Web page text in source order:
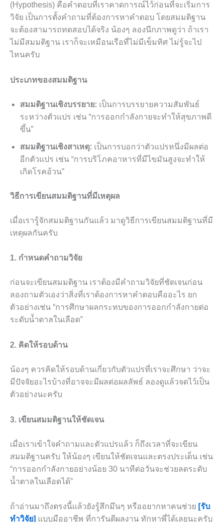
(Hypothesis) คือคำตอบที่เราคาดการณ์ไว้ก่อนที่จะเริ่มการ
วิจัย เป็นการตั้งคำถามที่ต้องการหาคำตอบ โดยสมมติฐาน
จะต้องสามารถทดสอบได้จริง น้องๆ ลองนึกภาพดูว่า ถ้าเรา
ไม่มีสมมติฐาน เราก็จะเหมือนเรือที่ไม่มีเข็มทิศ ไม่รู้จะไป
ไหนครับ
ประเภทของสมมติฐาน
สมมติฐานเชิงบรรยาย: เป็นการบรรยายความสัมพันธ์
ระหว่างตัวแปร เช่น “การออกกำลังกายจะทำให้สุขภาพดี
ขึ้น”
สมมติฐานเชิงสาเหตุ: เป็นการบอกว่าตัวแปรหนึ่งมีผลต่อ
อีกตัวแปร เช่น “การบริโภคอาหารที่มีไขมันสูงจะทำให้
เกิดโรคอ้วน”
วิธีการเขียนสมมติฐานที่มีเหตุผล
เมื่อเรารู้จักสมมติฐานกันแล้ว มาดูวิธีการเขียนสมมติฐานที่มี
เหตุผลกันครับ
1. กำหนดคำถามวิจัย
ก่อนจะเขียนสมมติฐาน เราต้องมีคำถามวิจัยที่ชัดเจนก่อน
ลองถามตัวเองว่าสิ่งที่เราต้องการหาคำตอบคืออะไร ยก
ตัวอย่างเช่น “การศึกษาผลกระทบของการออกกำลังกายต่อ
ระดับน้ำตาลในเลือด”
2. คิดให้รอบด้าน
น้องๆ ควรคิดให้รอบด้านเกี่ยวกับตัวแปรที่เราจะศึกษา ว่าจะ
มีปัจจัยอะไรบ้างที่อาจจะมีผลต่อผลลัพธ์ ลองดูแล้วจดไว้เป็น
ตัวอย่างนะครับ
3. เขียนสมมติฐานให้ชัดเจน
เมื่อเราเข้าใจคำถามและตัวแปรแล้ว ก็ถึงเวลาที่จะเขียน
สมมติฐานครับ ให้น้องๆ เขียนให้ชัดเจนและตรงประเด็น เช่น
“การออกกำลังกายอย่างน้อย 30 นาทีต่อวันจะช่วยลดระดับ
น้ำตาลในเลือดได้”
ถ้าอ่านมาถึงตรงนี้แล้วยังรู้สึกมึนๆ หรืออยากหาคนช่วย [รับ
ทำวิจัย] แบบมืออาชีพ ที่การันตีผลงาน ทักหาพี่ได้เลยนะครับ